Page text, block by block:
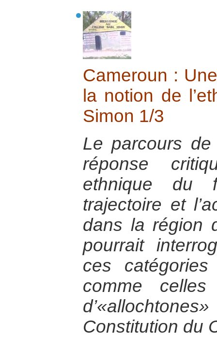
Cameroun :
la notion de
Simon 1/3
Le parcours
réponse
ethnique du
trajectoire et
dans la région
pourrait
ces
comme celles
Constitution du